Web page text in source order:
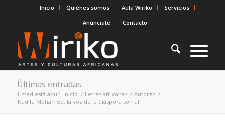
Inicio Quiénes somos Aula Wiriko
Servicios
Anúnciate
Contacto
Últimas entradas
Usted está aquí: Inicio / Letras africanas / Autores /
Nadifa Mohamed, la voz de la diáspora somalí